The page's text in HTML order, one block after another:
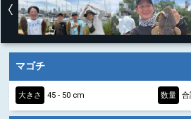
マゴチ
大きさ 45 - 50 cm 数量 合